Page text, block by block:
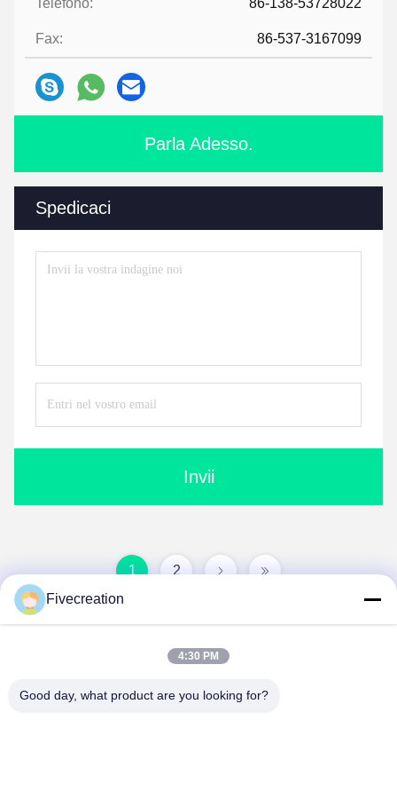
Telefono: 86-138-53728022
Fax: 86-537-3167099
Parla Adesso.
Spedicaci
Invii
1 2
Fivecreation
4:30 PM
Good day, what product are you looking for?